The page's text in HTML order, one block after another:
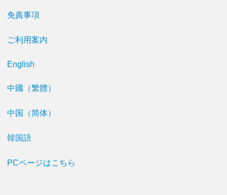
免責事項
ご利用案内
English
中國（繁體）
中国（简体）
韓国語
PCページはこちら